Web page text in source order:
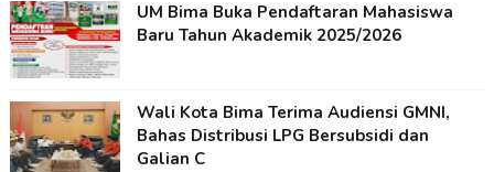
UM Bima Buka Pendaftaran Mahasiswa
Baru Tahun Akademik 2025/2026
Wali Kota Bima Terima Audiensi GMNI,
Bahas Distribusi LPG Bersubsidi dan
Galian C